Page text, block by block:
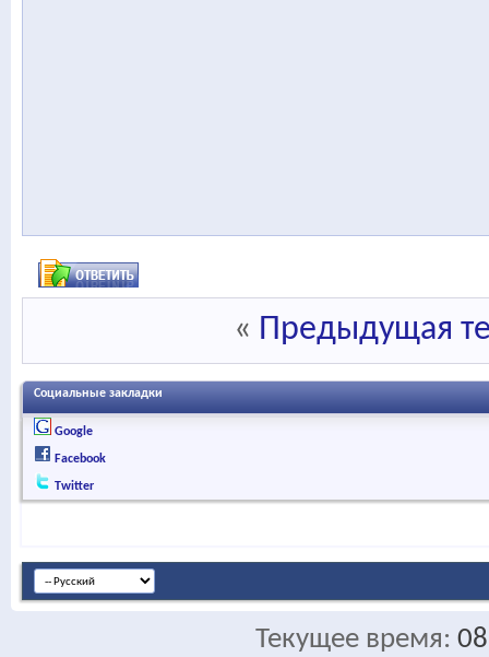
« Предыдущая
Социальные закладки
Google
Facebook
Twitter
Текущее время: